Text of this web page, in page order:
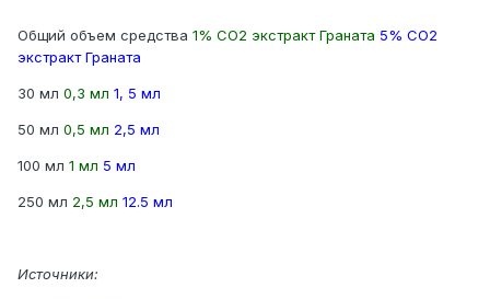
Общий объем средства 1% СО2 экстракт Граната 5% СО2
экстракт Граната
30 мл 0,3 мл 1, 5 мл
50 мл 0,5 мл 2,5 мл
100 мл 1 мл 5 мл
250 мл 2,5 мл 12.5 мл
Источники: